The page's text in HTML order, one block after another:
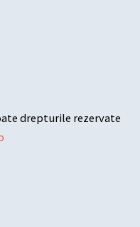
drepturile rezervate